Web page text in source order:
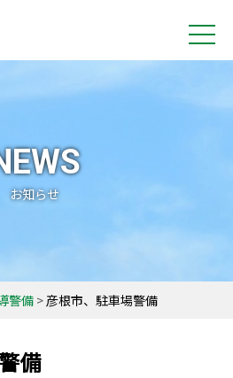
お知らせ
警備 彦根市、駐車場警備
備